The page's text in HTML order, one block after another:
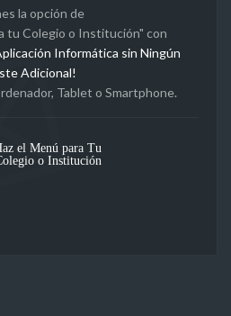
la opción de
tu Colegio o Institución" con
Informática sin Ningún
Adicional!
Tablet o Smartphone.
el Menú para Tu
o Institución